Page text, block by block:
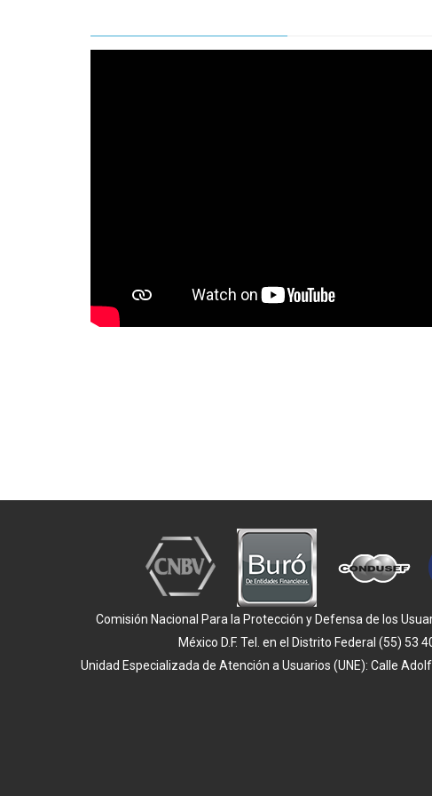
Comisión Nacional Para la Protección y Defensa de los
México D.F. Tel. en el Distrito Federal (55)
Unidad Especializada de Atención a Usuarios (UNE): Calle